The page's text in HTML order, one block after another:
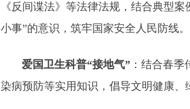
《反间谍法》等法律法规，结合典型
小事”的意识，筑牢国家安全人民防线。
爱国卫生科普“接地气” ：结合春
染病预防等实用知识，倡导文明健康、